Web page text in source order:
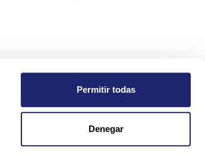
Permitir todas
Denegar